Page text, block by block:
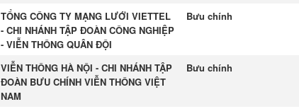
TỔNG CÔNG TY MẠNG LƯỚI VIETTEL
- CHI NHÁNH TẬP ĐOÀN CÔNG NGHIỆP
- VIỄN THÔNG QUÂN ĐỘI
Bưu chính
VIỄN THÔNG HÀ NỘI - CHI NHÁNH TẬP
ĐOÀN BƯU CHÍNH VIỄN THÔNG VIỆT
NAM
Bưu chính